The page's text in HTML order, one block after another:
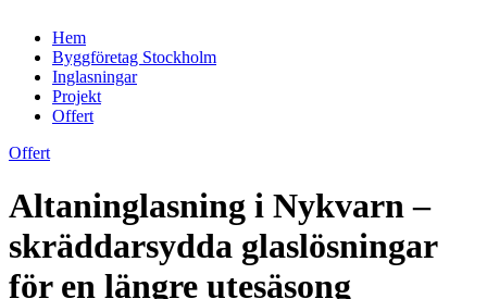
Hem
Byggföretag Stockholm
Inglasningar
Projekt
Offert
Offert
Altaninglasning i Nykvarn –
skräddarsydda glaslösningar
för en längre utesäsong